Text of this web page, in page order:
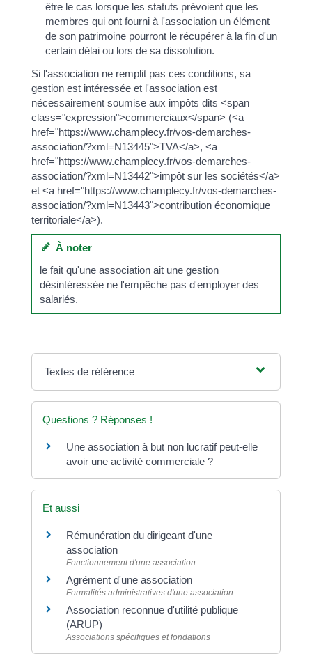
être le cas lorsque les statuts prévoient que les
membres qui ont fourni à l'association un élément
de son patrimoine pourront le récupérer à la fin d'un
certain délai ou lors de sa dissolution.
Si l'association ne remplit pas ces conditions, sa
gestion est intéressée et l'association est
nécessairement soumise aux impôts dits <span
class="expression">commerciaux</span> (<a
href="https://www.champlecy.fr/vos-demarches-
association/?xml=N13445">TVA</a>, <a
href="https://www.champlecy.fr/vos-demarches-
association/?xml=N13442">impôt sur les sociétés</a>
et <a href="https://www.champlecy.fr/vos-demarches-
association/?xml=N13443">contribution économique
territoriale</a>).
À noter
le fait qu'une association ait une gestion
désintéressée ne l'empêche pas d'employer des
salariés.
Textes de référence
Questions ? Réponses !
Une association à but non lucratif peut-elle
avoir une activité commerciale ?
Et aussi
Rémunération du dirigeant d'une
association
Fonctionnement d'une association
Agrément d'une association
Formalités administratives d'une association
Association reconnue d'utilité publique
(ARUP)
Associations spécifiques et fondations